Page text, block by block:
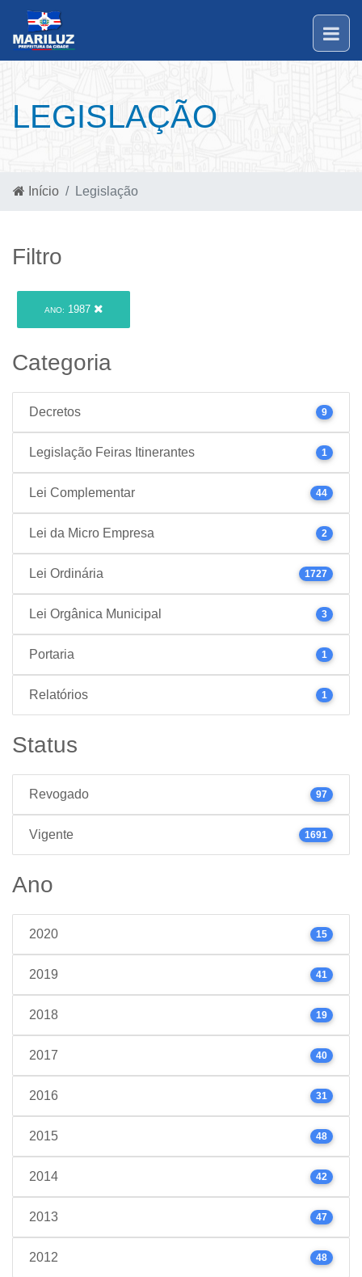
LEGISLAÇÃO
Início Legislação
Filtro
ANO: 1987
Categoria
Decretos 9
Legislação Feiras Itinerantes 1
Lei Complementar 44
Lei da Micro Empresa 2
Lei Ordinária 1727
Lei Orgânica Municipal 3
Portaria 1
Relatórios 1
Status
Revogado 97
Vigente 1691
Ano
2020 15
2019 41
2018 19
2017 40
2016 31
2015 48
2014 42
2013 47
2012 48